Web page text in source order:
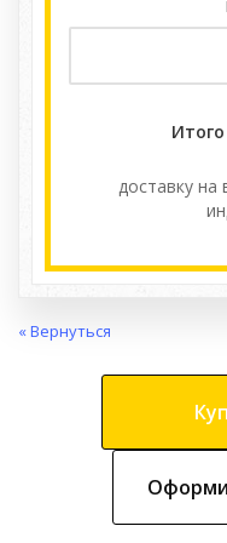
Итого
доставку
« Вернуться